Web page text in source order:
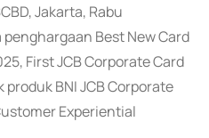
Jakarta, Rabu
Best New Card
First JCB Corporate Card
BNI JCB Corporate
Experiential